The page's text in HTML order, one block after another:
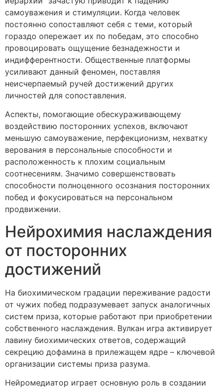
самоуважения и стимуляции. Когда человек
постоянно сопоставляют себя с теми, который
гораздо опережает их по победам, это способно
провоцировать ощущение безнадежности и
индифферентности. Общественные платформы
усиливают данный феномен, поставляя
неисчерпаемый ручей достижений других
личностей для сопоставления.
Аспекты, помогающие обескураживающему
воздействию посторонних успехов, включают
меньшую самоуважение, перфекционизм, нехватку
верования в персональные способности и
расположенность к плохим социальным
соотнесениям. Значимо совершенствовать
способности полноценного осознания посторонних
побед и фокусироваться на персональном
продвижении.
Нейрохимия наслаждения
от посторонних
достижений
На биохимическом градации переживание радости
от чужих побед подразумевает запуск аналогичных
систем приза, которые работают при приобретении
собственного наслаждения. Вулкан игра активирует
лавину биохимических ответов, содержащий
секрецию дофамина в прилежащем ядре – ключевой
организации системы приза разума.
Нейромедиатор играет основную роль в создании